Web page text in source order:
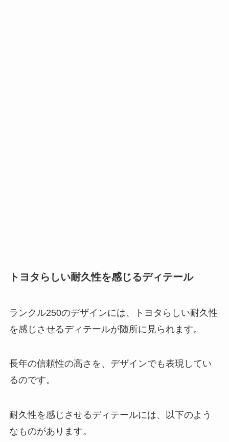
トヨタらしい耐久性を感じるディテール
ランクル250のデザインには、トヨタらしい耐久性
を感じさせるディテールが随所に見られます。
長年の信頼性の高さを、デザインでも表現してい
るのです。
耐久性を感じさせるディテールには、以下のよう
なものがあります。